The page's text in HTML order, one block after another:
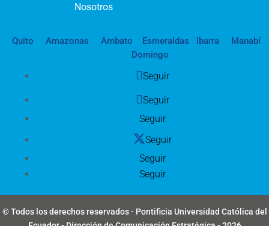
Nosotros
Quito Amazonas Ambato Esmeraldas Ibarra
Manabí
Domingo
Seguir
Seguir
Seguir
Seguir
Seguir
Seguir
© Todos los derechos reservados - Pontificia Universidad Católica del